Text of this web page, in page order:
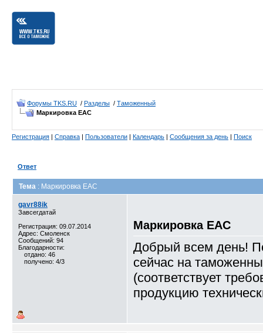
Форумы TKS.RU / Разделы / Таможенный
Маркировка EAC
Регистрация | Справка | Пользователи | Календарь | Сообщения за день | Поиск
Ответ
Тема : Маркировка EAC
gavr88ik
Завсегдатай
Регистрация: 09.07.2014
Адрес: Смоленск
Сообщений: 94
Благодарности:
отдано: 46
получено: 4/3
Маркировка EAC
Добрый всем день!
сейчас на
(соответствует
продукцию